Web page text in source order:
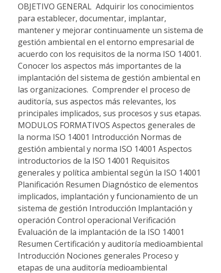
OBJETIVO GENERAL  Adquirir los conocimientos
para establecer, documentar, implantar,
mantener y mejorar continuamente un sistema de
gestión ambiental en el entorno empresarial de
acuerdo con los requisitos de la norma ISO 14001. 
Conocer los aspectos más importantes de la
implantación del sistema de gestión ambiental en
las organizaciones.  Comprender el proceso de
auditoría, sus aspectos más relevantes, los
principales implicados, sus procesos y sus etapas.
MODULOS FORMATIVOS Aspectos generales de
la norma ISO 14001 Introducción Normas de
gestión ambiental y norma ISO 14001 Aspectos
introductorios de la ISO 14001 Requisitos
generales y política ambiental según la ISO 14001
Planificación Resumen Diagnóstico de elementos
implicados, implantación y funcionamiento de un
sistema de gestión Introducción Implantación y
operación Control operacional Verificación
Evaluación de la implantación de la ISO 14001
Resumen Certificación y auditoría medioambiental
Introducción Nociones generales Proceso y
etapas de una auditoría medioambiental